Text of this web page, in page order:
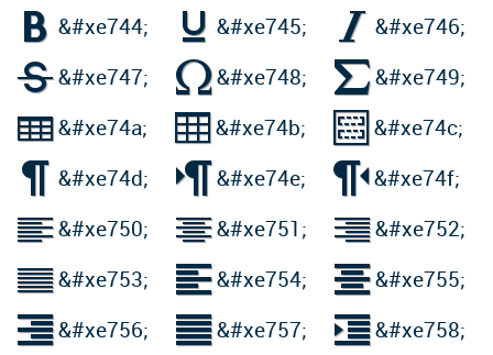
 &#xe744;  &#xe745;  &#xe746;
&#xe747; &#xe748; &#xe749;
&#xe74a;  &#xe74b;  &#xe74c;
 &#xe74d; &#xe74e; &#xe74f;
&#xe750; &#xe751; &#xe752;
&#xe753; &#xe754; &#xe755;
&#xe756; &#xe757; &#xe758;